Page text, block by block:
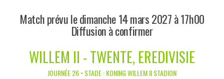
Match prévu le dimanche 14 mars 2027 à 17h00
Diffusion à confirmer
WILLEM II - TWENTE, EREDIVISIE
JOURNÉE 26 • STADE : KONING WILLEM II STADION